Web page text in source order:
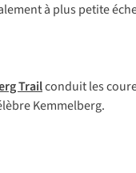
à plus petite
Trailconduit les
Kemmelberg.